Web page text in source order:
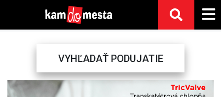
VYHĽADAŤ PODUJATIE